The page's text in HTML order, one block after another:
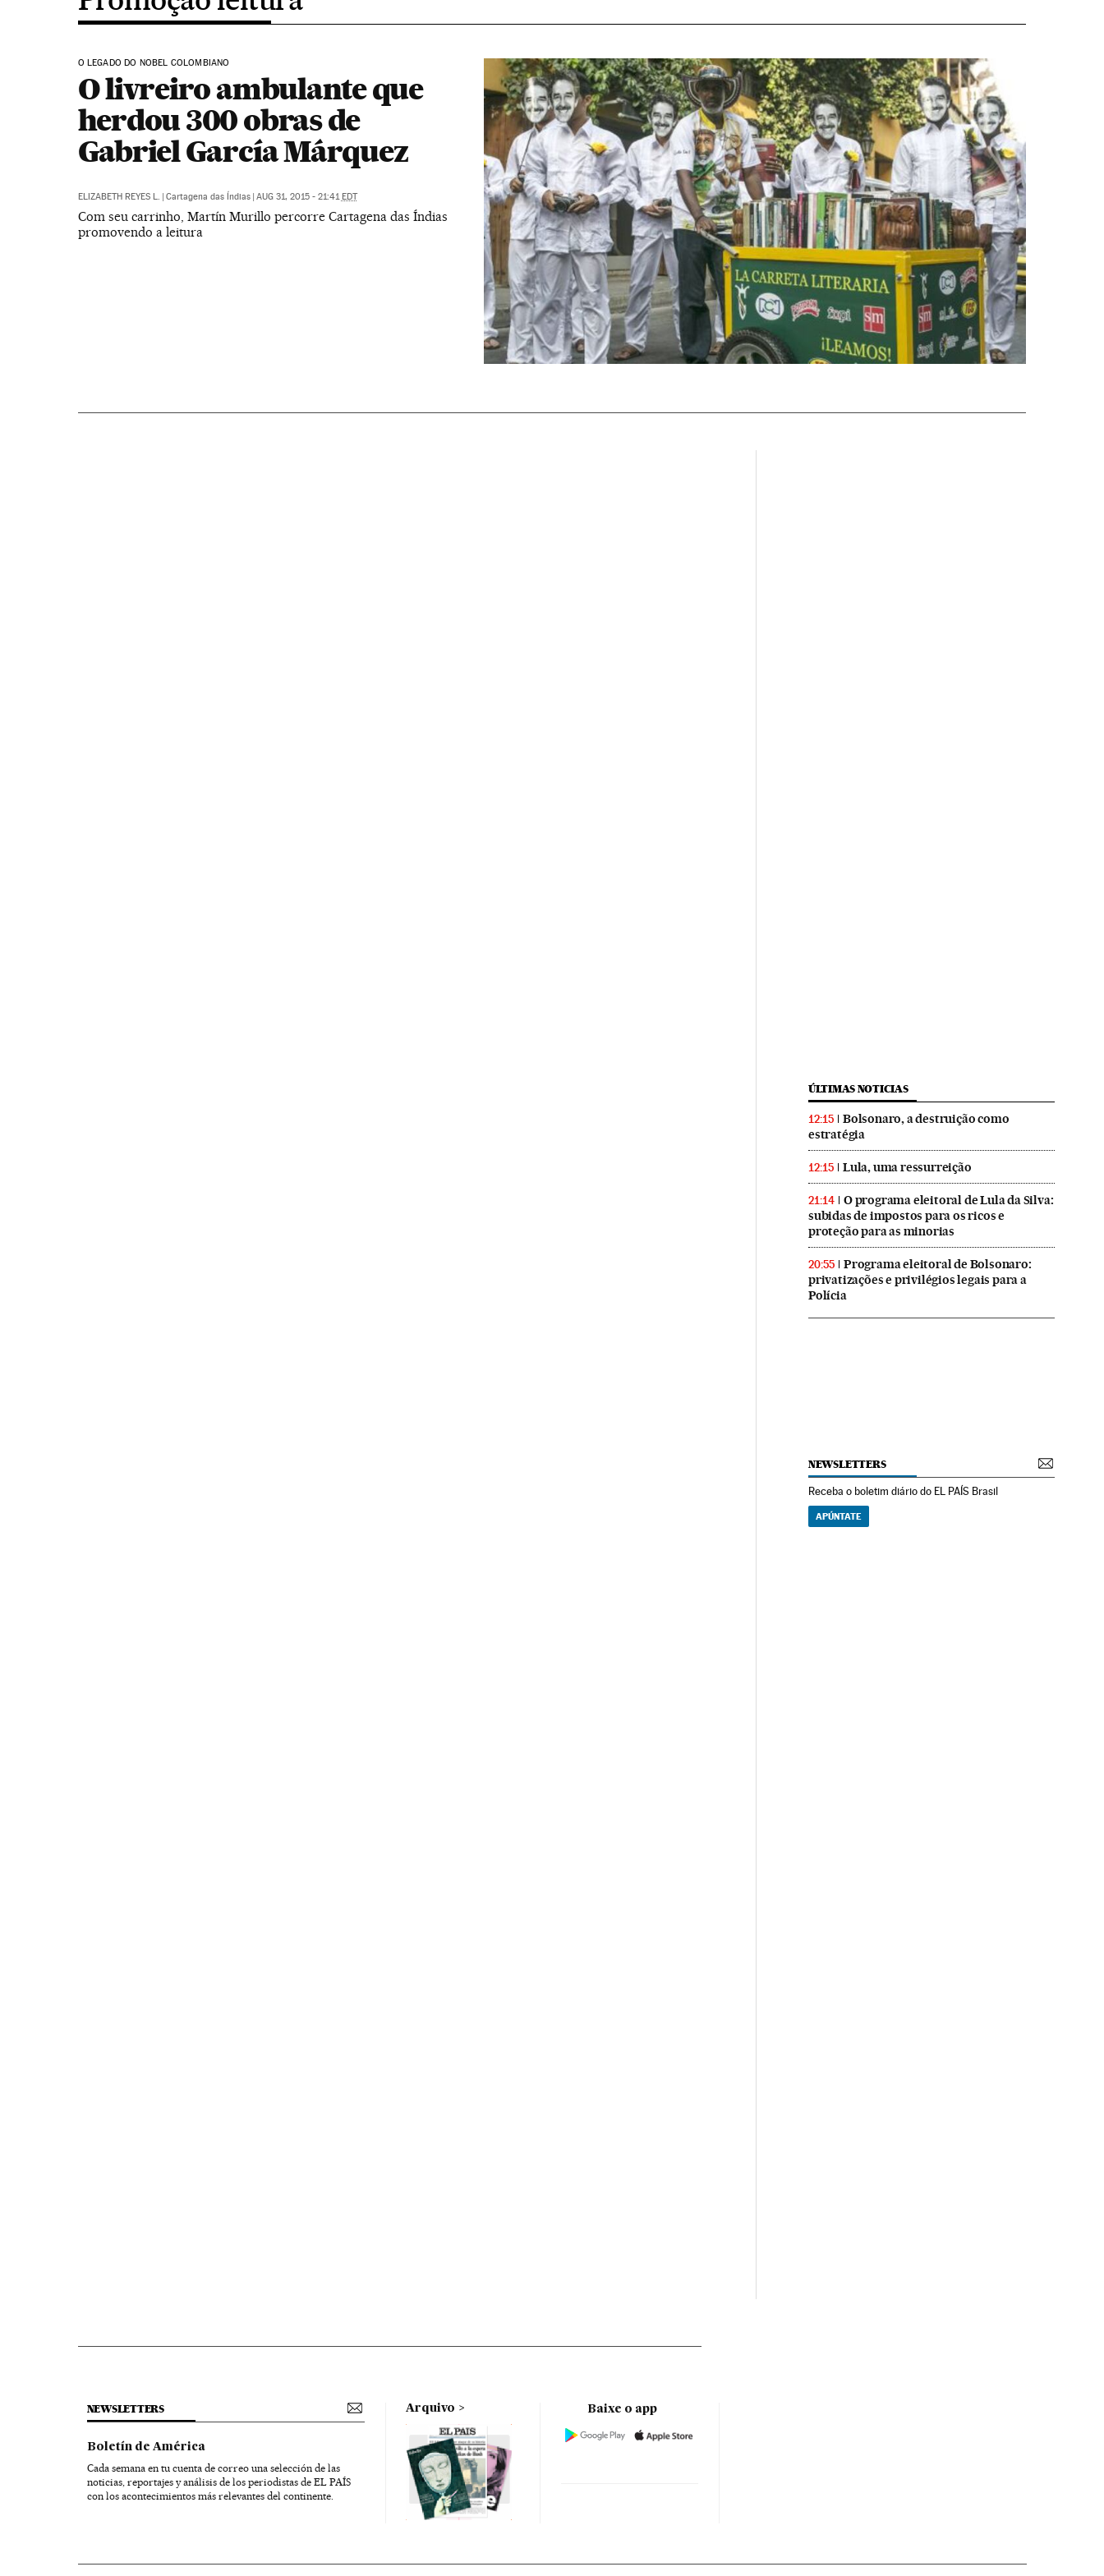
O LEGADO DO NOBEL COLOMBIANO
O livreiro ambulante que
herdou 300 obras de
Gabriel García Márquez
ELIZABETH REYES L. | Cartagena das Índias | AUG 31, 2015 - 21:41EDT
Com seu carrinho, Martín Murillo percorre Cartagena das Índias
promovendo a leitura
ÚLTIMAS NOTICIAS
12:15
Bolsonaro, a destruição como
estratégia
12:15 Lula, uma ressurreição
21:14
O programa eleitoral de Lula da Silva:
subidas de impostos para os ricos e
proteção para as minorias
20:55
Programa eleitoral de Bolsonaro:
privatizações e privilégios legais para a
Polícia
NEWSLETTERS
Receba o boletim diário do EL PAÍS Brasil
APÚNTATE
NEWSLETTERS
Boletín de América
Cada semana en tu cuenta de correo una selección de las
noticias, reportajes y análisis de los periodistas de EL PAÍS
con los acontecimientos más relevantes del continente.
Arquivo Baixe o app